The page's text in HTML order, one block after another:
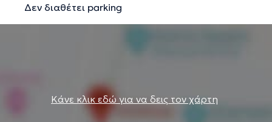
Δεν διαθέτει parking
Κάνε κλικ εδώ για να δεις τον χάρτη